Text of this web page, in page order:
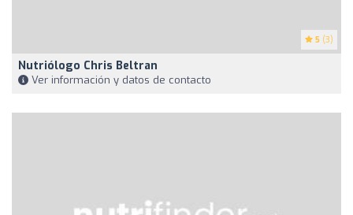
5 (3)
Nutriólogo Chris Beltran
Ver información y datos de contacto